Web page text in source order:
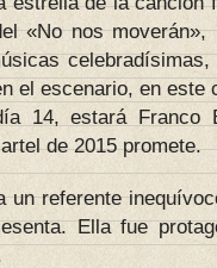
«No nos
el escenario, en este
14, estará Franco
de 2015 promete.
un referente
Ella fue